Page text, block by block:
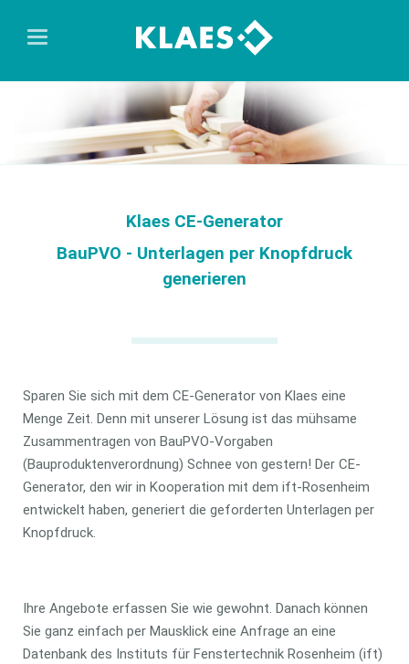
Klaes CE-Generator
BauPVO - Unterlagen per Knopfdruck
generieren
Sparen Sie sich mit dem CE-Generator von Klaes eine
Menge Zeit. Denn mit unserer Lösung ist das mühsame
Zusammentragen von BauPVO-Vorgaben
(Bauproduktenverordnung) Schnee von gestern! Der CE-
Generator, den wir in Kooperation mit dem ift-Rosenheim
entwickelt haben, generiert die geforderten Unterlagen per
Knopfdruck.
Ihre Angebote erfassen Sie wie gewohnt. Danach können
Sie ganz einfach per Mausklick eine Anfrage an eine
Datenbank des Instituts für Fenstertechnik Rosenheim (ift)